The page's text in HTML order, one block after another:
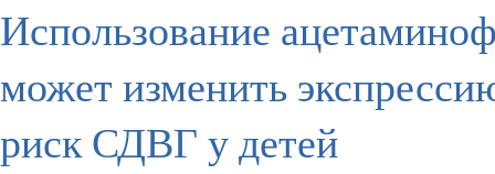
Использование
может изменить
риск СДВГ у детей